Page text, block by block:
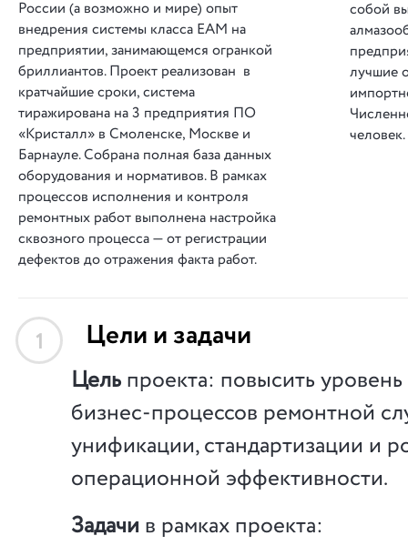
России (а возможно и мире) опыт
внедрения системы класса EAM на
предприятии, занимающемся огранкой
бриллиантов. Проект реализован в
кратчайшие сроки, система
тиражирована на 3 предприятия ПО
«Кристалл» в Смоленске, Москве и
Барнауле. Собрана полная база данных
оборудования и нормативов. В рамках
процессов исполнения и контроля
ремонтных работ выполнена настройка
сквозного процесса — от регистрации
дефектов до отражения факта работ.
собой
лучшие
человек.
1 Цели и задачи
Цельпроекта: повысить
бизнес-процессов ремонтной
унификации, стандартизации и
операционной эффективности.
Задачи в рамках проекта: